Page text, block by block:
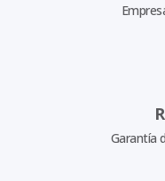
Garantía